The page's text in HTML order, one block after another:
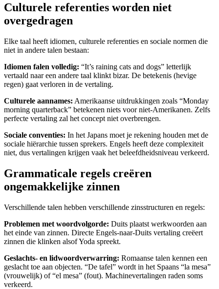
Culturele referenties worden niet
overgedragen
Elke taal heeft idiomen, culturele referenties en sociale normen die
niet in andere talen bestaan:
Idiomen falen volledig: “It’s raining cats and dogs” letterlijk
vertaald naar een andere taal klinkt bizar. De betekenis (hevige
regen) gaat verloren in de vertaling.
Culturele aannames: Amerikaanse uitdrukkingen zoals “Monday
morning quarterback” betekenen niets voor niet-Amerikanen. Zelfs
perfecte vertaling zal het concept niet overbrengen.
Sociale conventies: In het Japans moet je rekening houden met de
sociale hiërarchie tussen sprekers. Engels heeft deze complexiteit
niet, dus vertalingen krijgen vaak het beleefdheidsniveau verkeerd.
Grammaticale regels creëren
ongemakkelijke zinnen
Verschillende talen hebben verschillende zinsstructuren en regels:
Problemen met woordvolgorde: Duits plaatst werkwoorden aan
het einde van zinnen. Directe Engels-naar-Duits vertaling creëert
zinnen die klinken alsof Yoda spreekt.
Geslachts- en lidwoordverwarring: Romaanse talen kennen een
geslacht toe aan objecten. “De tafel” wordt in het Spaans “la mesa”
(vrouwelijk) of “el mesa” (fout). Machinevertalingen raden soms
verkeerd.